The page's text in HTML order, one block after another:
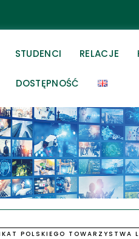
STUDENCI RELACJE
DOSTĘPNOŚĆ
POLSKIEGO TOWARZYSTWA